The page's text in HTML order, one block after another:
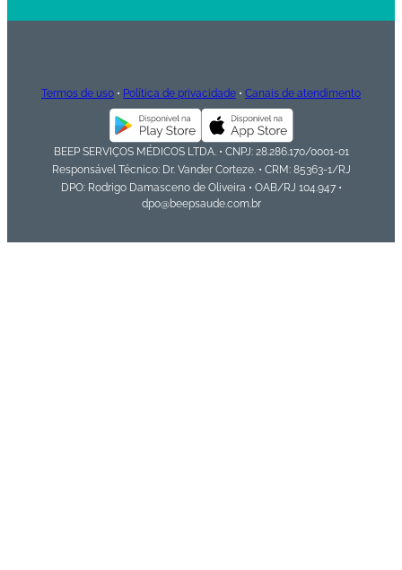
Termos de uso • Política de privacidade • Canais de atendimento
BEEP SERVIÇOS MÉDICOS LTDA. • CNPJ: 28.286.170/0001-01
Responsável Técnico: Dr. Vander Corteze. • CRM: 85363-1/RJ
DPO: Rodrigo Damasceno de Oliveira • OAB/RJ 104.947 •
dpo@beepsaude.com.br